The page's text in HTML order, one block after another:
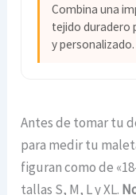
Combina una
tejido duradero
y personalizado.
Antes de tomar tu
para medir tu
figuran como de
tallas S, M, L y XL.